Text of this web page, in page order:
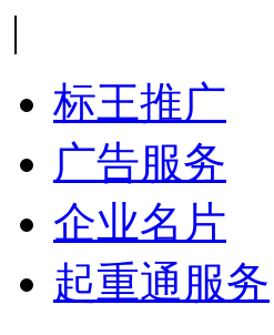
|
标王推广
广告服务
企业名片
起重通服务